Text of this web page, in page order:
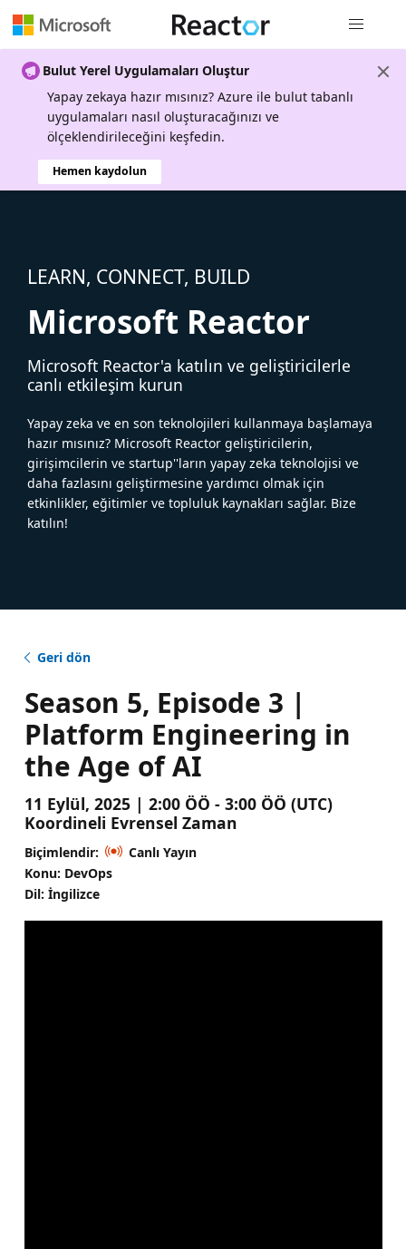
Bulut Yerel Uygulamaları Oluştur
Yapay zekaya hazır mısınız? Azure ile bulut tabanlı
uygulamaları nasıl oluşturacağınızı ve
ölçeklendirileceğini keşfedin.
Hemen kaydolun
LEARN, CONNECT, BUILD
Microsoft Reactor
Microsoft Reactor'a katılın ve geliştiricilerle
canlı etkileşim kurun
Yapay zeka ve en son teknolojileri kullanmaya başlamaya
hazır mısınız? Microsoft Reactor geliştiricilerin,
girişimcilerin ve startup''ların yapay zeka teknolojisi ve
daha fazlasını geliştirmesine yardımcı olmak için
etkinlikler, eğitimler ve topluluk kaynakları sağlar. Bize
katılın!
Geri dön
Season 5, Episode 3 |
Platform Engineering in
the Age of AI
11 Eylül, 2025 | 2:00 ÖÖ - 3:00 ÖÖ (UTC)
Koordineli Evrensel Zaman
Biçimlendir:
Canlı Yayın
Konu: DevOps
Dil: İngilizce